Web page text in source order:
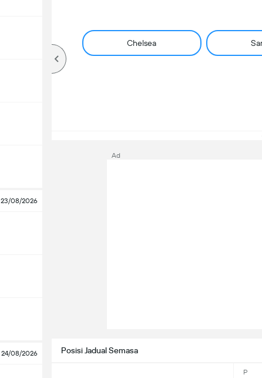
23/08/2026
24/08/2026
Chelsea
Posisi Jadual Semasa
P
Ad